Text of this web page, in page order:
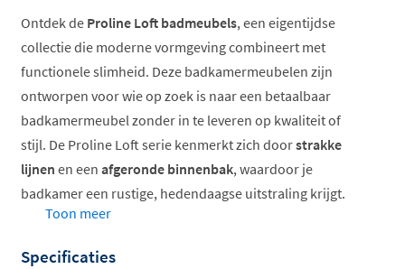
Ontdek de Proline Loft badmeubels, een eigentijdse
collectie die moderne vormgeving combineert met
functionele slimheid. Deze badkamermeubelen zijn
ontworpen voor wie op zoek is naar een betaalbaar
badkamermeubel zonder in te leveren op kwaliteit of
stijl. De Proline Loft serie kenmerkt zich doorstrakke
lijnen en een afgeronde binnenbak, waardoor je
badkamer een rustige, hedendaagse uitstraling krijgt.
uitvoeringen
Toon meer
Specificaties